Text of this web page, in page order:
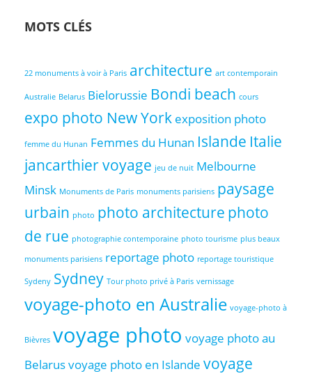
MOTS CLÉS
22 monuments à voir à Paris architecture art contemporain
Australie Belarus Bielorussie Bondi beach cours
expo photo New York exposition photo
femme du Hunan Femmes du Hunan Islande Italie
jancarthier voyage jeu de nuit Melbourne
Minsk Monuments de Paris monuments parisiens paysage
urbain photo photo architecture photo
de rue photographie contemporaine photo tourisme plus beaux
monuments parisiens reportage photo reportage touristique
Sydeny Sydney Tour photo privé à Paris vernissage
voyage-photo en Australie voyage-photo à
Bièvres voyage photo voyage photo au
Belarusvoyage photo en Islande voyage